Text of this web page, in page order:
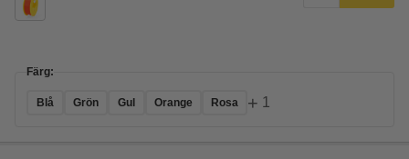
Färg:
Blå Grön Gul Orange Rosa + 1